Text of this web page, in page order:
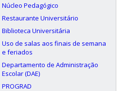
Núcleo Pedagógico
Restaurante Universitário
Biblioteca Universitária
Uso de salas aos finais de semana
e feriados
Departamento de Administração
Escolar (DAE)
PROGRAD